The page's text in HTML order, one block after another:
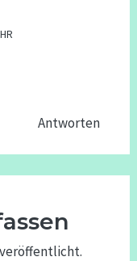
Antworten